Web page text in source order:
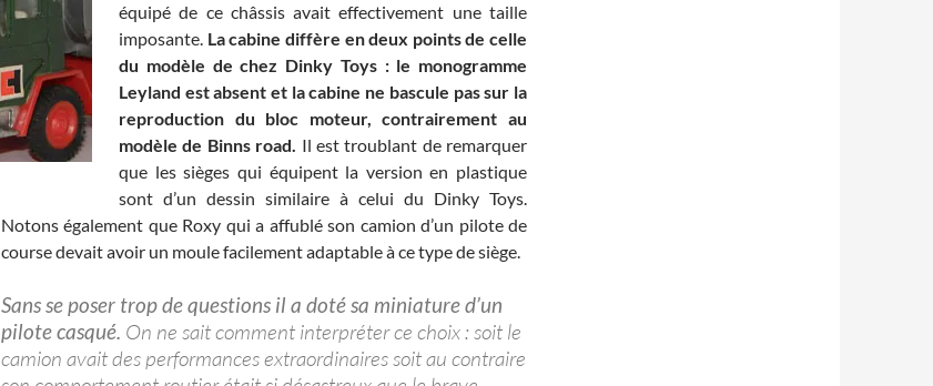
équipé de ce châssis avait effectivement une taille
imposante. La cabine diffère en deux points de celle
du modèle de chez Dinky Toys : le monogramme
Leyland est absent et la cabine ne bascule pas sur la
reproduction du bloc moteur, contrairement au
modèle de Binns road. Il est troublant de remarquer
que les sièges qui équipent la version en plastique
sont d’un dessin similaire à celui du Dinky Toys.
Notons également que Roxy qui a affublé son camion d’un pilote de
course devait avoir un moule facilement adaptable à ce type de siège.
Sans se poser trop de questions il a doté sa miniature d’un
pilote casqué. On ne sait comment interpréter ce choix : soit le
camion avait des performances extraordinaires soit au contraire